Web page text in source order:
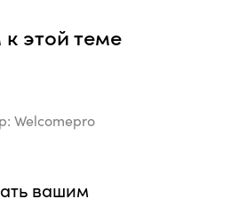
этой теме
Welcomepro
вашим